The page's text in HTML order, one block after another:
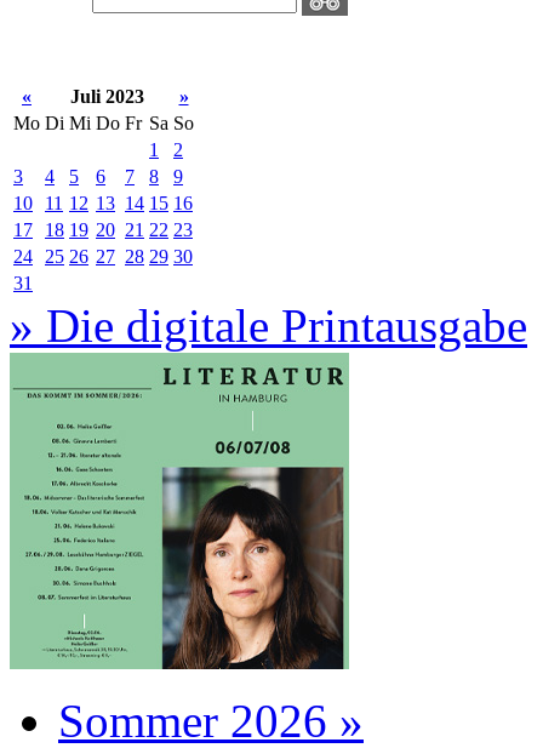
« Juli 2023
»
Mo Di Mi Do Fr Sa So
1
2
3
4 5 6 7 8
9
10
11 12 13 14 15 16
17
18 19 20 21 22 23
24
25 26 27 28 29 30
31
» Die digitale Printausgabe
Sommer 2026 »